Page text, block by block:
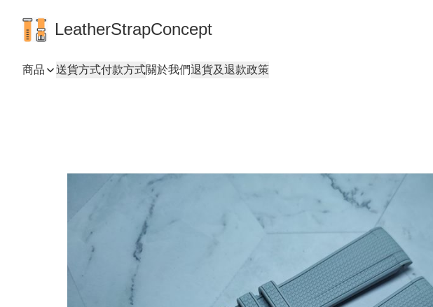
LeatherStrapConcept
商品 送貨方式付款方式關於我們退貨及退款政策